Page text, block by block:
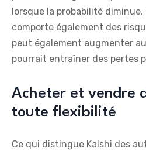
lorsque la probabilité
comporte également des
peut également augmenter
pourrait entraîner des pertes
Acheter et vendre
toute flexibilité
Ce qui distingue Kalshi des